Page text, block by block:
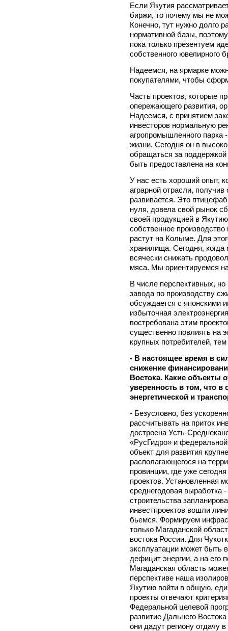
Если Якутия
биржи, то почему мы не
Конечно, тут нужно долго
нормативной базы,
пока только презентуем
собственного ювелирного
Надеемся, на ярмарке
покупателями, чтобы
Часть проектов, которые
опережающего развития,
Надеемся, с принятием
инвесторов нормальную
агропромышленного парка
жизни. Сегодня он в
обращаться за
быть предоставлена на
У нас есть хороший опыт,
аграрной отрасли,
развивается. Это
нуля, довела свой рынок
своей продукцией в
собственное
растут на Колыме. Для
хранилища. Сегодня,
всячески снижать
мяса. Мы ориентируемся
В числе перспективных,
завода по производству
обсуждается с японскими
избыточная
востребована этим
существенно повлиять на
крупных потребителей,
- В настоящее время в
снижение
Востока. Какие объекты
уверенность в том, что
энергетической и
- Безусловно, без
рассчитывать на приток
достроена Усть-
«РусГидро» и
объект для развития
располагающегося на
провинции, где уже
проектов. Установленная
среднегодовая выработка
строительства
инвестпроектов вошли
бьемся. Формируем
только Магаданской
востока России. Для
эксплуатации может быть
дефицит энергии, а на его
Магаданская область
перспективе наша
Якутию войти в общую,
проекты отвечают
Федеральной целевой
развитие Дальнего
они дадут региону отдачу